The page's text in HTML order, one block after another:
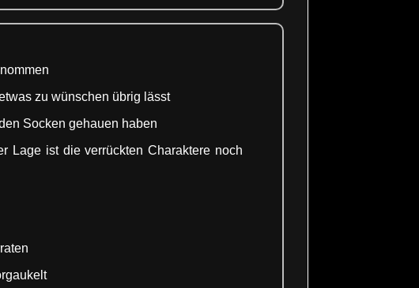
zu wünschen übrig lässt
Socken gehauen haben
Lage ist die verrückten Charaktere noch